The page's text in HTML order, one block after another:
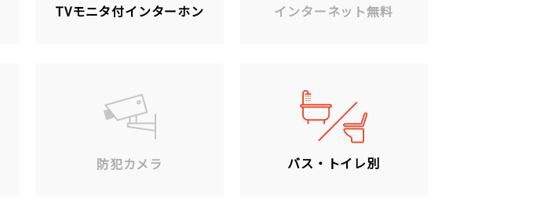
TVモニタ付インターホン インターネット無料
防犯カメラ バス・トイレ別